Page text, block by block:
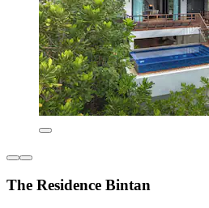
The Residence Bintan